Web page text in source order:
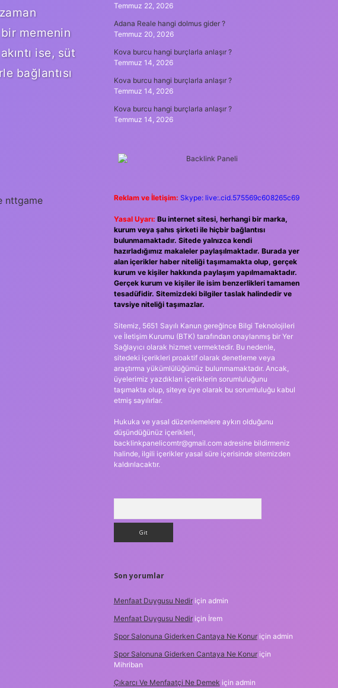
memenin
ise, süt
bağlantısı
nttgame
Temmuz 22, 2026
Adana Reale hangi dolmus gider ?
Temmuz 20, 2026
Kova burcu hangi burçlarla anlaşır ?
Temmuz 14, 2026
Kova burcu hangi burçlarla anlaşır ?
Temmuz 14, 2026
Kova burcu hangi burçlarla anlaşır ?
Temmuz 14, 2026
Reklam ve İletişim: Skype: live:.cid.575569c608265c69
Yasal Uyarı: Bu internet sitesi, herhangi bir marka,
kurum veya şahıs şirketi ile hiçbir bağlantısı
bulunmamaktadır. Sitede yalnızca kendi
hazırladığımız makaleler paylaşılmaktadır. Burada yer
alan içerikler haber niteliği taşımamakta olup, gerçek
kurum ve kişiler hakkında paylaşım yapılmamaktadır.
Gerçek kurum ve kişiler ile isim benzerlikleri tamamen
tesadüfidir. Sitemizdeki bilgiler taslak halindedir ve
tavsiye niteliği taşımazlar.
Sitemiz, 5651 Sayılı Kanun gereğince Bilgi Teknolojileri
ve İletişim Kurumu (BTK) tarafından onaylanmış bir Yer
Sağlayıcı olarak hizmet vermektedir. Bu nedenle,
sitedeki içerikleri proaktif olarak denetleme veya
araştırma yükümlülüğümüz bulunmamaktadır. Ancak,
üyelerimiz yazdıkları içeriklerin sorumluluğunu
taşımakta olup, siteye üye olarak bu sorumluluğu kabul
etmiş sayılırlar.
Hukuka ve yasal düzenlemelere aykırı olduğunu
düşündüğünüz içerikleri,
backlinkpanelicomtr@gmail.comadresine bildirmeniz
halinde, ilgili içerikler yasal süre içerisinde sitemizden
kaldırılacaktır.
Son yorumlar
Menfaat Duygusu Nediriçin admin
Menfaat Duygusu Nediriçin İrem
Spor Salonuna Giderken Cantaya Ne Konuriçin admin
Spor Salonuna Giderken Cantaya Ne Konuriçin
Mihriban
Çıkarcı Ve Menfaatçi Ne Demek için admin